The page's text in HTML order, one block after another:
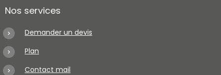
Nos services
Demander un devis
Plan
Contact mail